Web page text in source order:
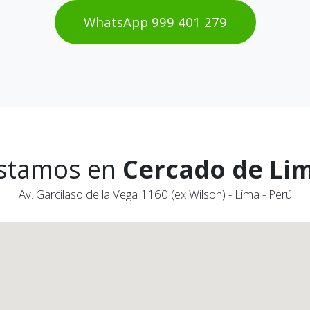
WhatsAp​​​​p 999 401 2​​79
en Cercado de
Av. Garcilaso de la Vega 1160 (ex Wilson) - Lima - Perú